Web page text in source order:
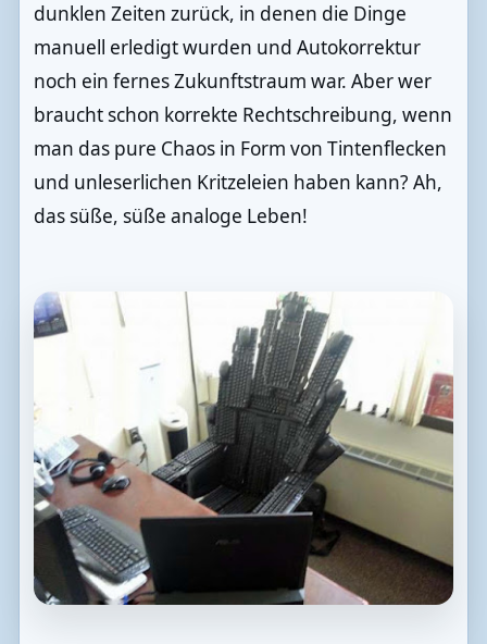
dunklen Zeiten zurück, in denen die Dinge
manuell erledigt wurden und Autokorrektur
noch ein fernes Zukunftstraum war. Aber wer
braucht schon korrekte Rechtschreibung, wenn
man das pure Chaos in Form von Tintenflecken
und unleserlichen Kritzeleien haben kann? Ah,
das süße, süße analoge Leben!